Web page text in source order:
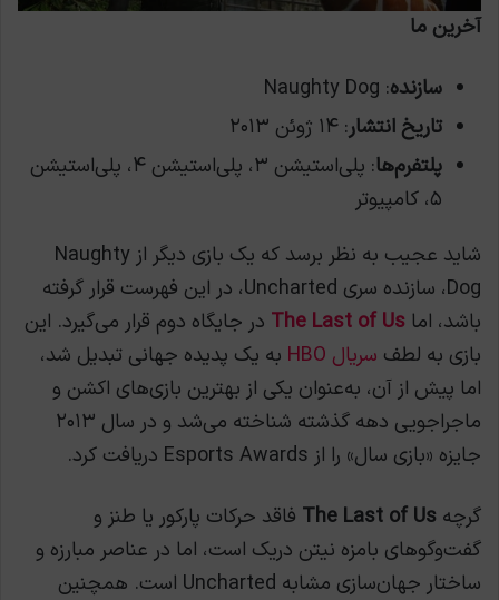
آخرین ما
سازنده: Naughty Dog
تاریخ انتشار: ۱۴ ژوئن ۲۰۱۳
پلتفرم‌ها
: پلی‌استیشن ۳، پلی‌استیشن ۴، پلی‌استیشن
۵، کامپیوتر
شاید عجیب به نظر برسد که یک بازی دیگر از Naughty
Dog، سازنده سری Uncharted، در این فهرست قرار گرفته
باشد، اما The Last of Us در جایگاه دوم قرار می‌گیرد. این
بازی به لطف سریال HBO
به یک پدیده جهانی تبدیل شد،
اما پیش از آن، به‌عنوان یکی از بهترین بازی‌های اکشن و
ماجراجویی دهه گذشته شناخته می‌شد و در سال ۲۰۱۳
جایزه «بازی سال» را از Esports Awards دریافت کرد.
گرچه The Last of Us فاقد حرکات پارکور یا طنز و
گفت‌وگوهای بامزه نیتن دریک است، اما در عناصر مبارزه و
ساختار جهان‌سازی مشابه Uncharted است. همچنین